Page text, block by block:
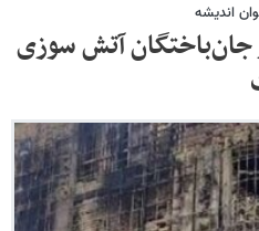
اندیشه
جان‌باختگان آتش سوزی